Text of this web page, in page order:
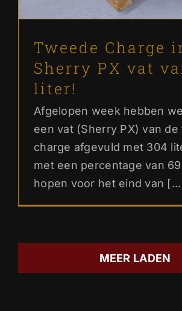
Tweede Charge
Sherry PX vat
liter!
Afgelopen week hebben
een vat (Sherry PX) van
charge afgevuld met 304
met een percentage van
hopen voor het eind van
MEER LADEN